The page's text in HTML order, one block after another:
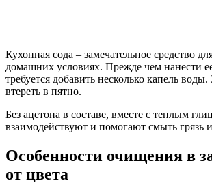
Кухонная сода – замечательное средство
домашних условиях. Прежде чем нанести
требуется добавить несколько капель
втереть в пятно.
Без ацетона в составе, вместе с теплым
взаимодействуют и помогают смыть грязь
Особенности очищения в
от цвета